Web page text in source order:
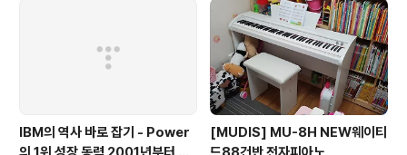
IBM의 역사 바로 잡기 - Power
[MUDIS] MU-8H NEW웨이티